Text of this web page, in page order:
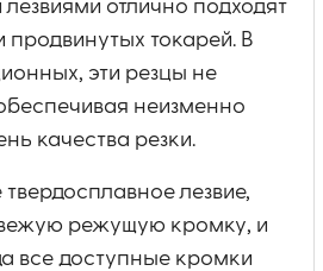
отлично подходят
токарей. В
эти резцы не
неизменно
качества резки.
лезвие,
режущую кромку, и
все доступные кромки